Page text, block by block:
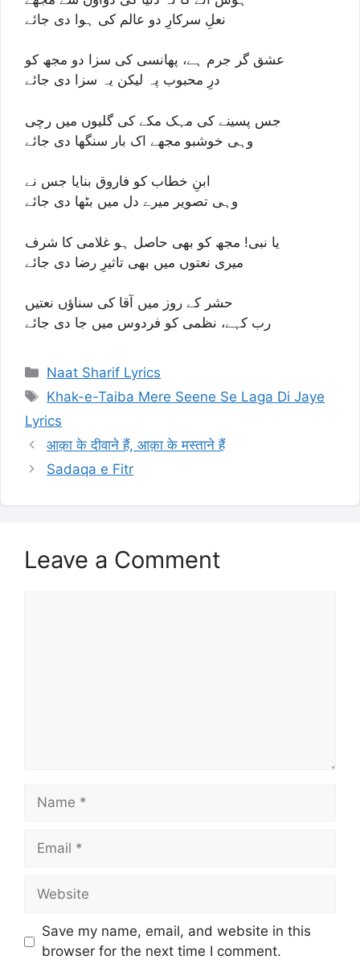
نعلِ سرکارِ دو عالم کی ہوا دی جائے
عشق گر جرم ہے، پھانسی کی سزا دو مجھ کو
درِ محبوب پہ لیکن یہ سزا دی جائے
جس پسینے کی مہک مکے کی گلیوں میں رچی
وہی خوشبو مجھے اک بار سنگھا دی جائے
ابنِ خطاب کو فاروق بنایا جس نے
وہی تصویر میرے دل میں بٹھا دی جائے
یا نبی! مجھ کو بھی حاصل ہو غلامی کا شرف
میری نعتوں میں بھی تاثیرِ رضا دی جائے
حشر کے روز میں آقا کی سناؤں نعتیں
رب کہے، نظمی کو فردوس میں جا دی جائے
Categories
Naat Sharif Lyrics
Tags
Khak-e-Taiba Mere Seene Se Laga Di Jaye
Lyrics
आक़ा के दीवाने हैं, आक़ा के मस्ताने हैं
Sadaqa e Fitr
Leave a Comment
Name
Email
Website
Save my name, email, and website in this
browser for the next time I comment.